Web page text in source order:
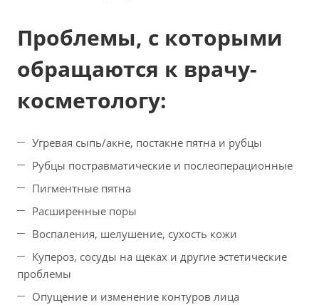
Проблемы, с которыми
обращаются к врачу-
косметологу:
Угревая сыпь/акне, постакне пятна и рубцы
Рубцы постравматические и послеоперационные
Пигментные пятна
Расширенные поры
Воспаления, шелушение, сухость кожи
Купероз, сосуды на щеках и другие эстетические
проблемы
Опущение и изменение контуров лица